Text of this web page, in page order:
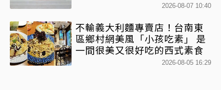
2026-08-07 10:40
不輸義大利麵專賣店！台南東
區鄉村網美風「小孩吃素」 是
一間很美又很好吃的西式素食
2026-08-05 16:29